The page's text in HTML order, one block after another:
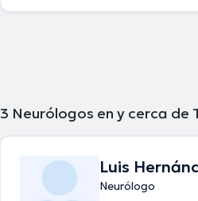
3 Neurólogos en y cerca de
Luis
Neurólogo